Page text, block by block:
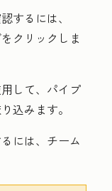
するには、
クリックしま
して、 パイプ
込みます。
には、 チーム